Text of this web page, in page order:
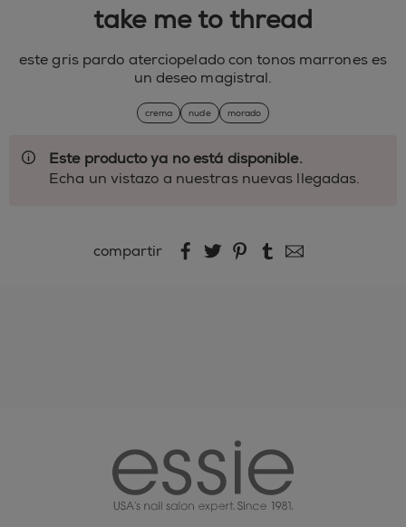
take me to thread
este gris pardo aterciopelado con tonos marrones es
un deseo magistral.
crema nude morado
Este producto ya no está disponible.
Echa un vistazo a nuestras nuevas llegadas.
compartir compartir por Facebook
compartir por Twitter
compartir por
compartir por